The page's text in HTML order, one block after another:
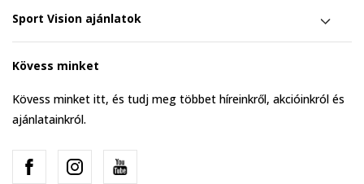
Sport Vision ajánlatok
Kövess minket
Kövess minket itt, és tudj meg többet híreinkről, akcióinkról és
ajánlatainkról.